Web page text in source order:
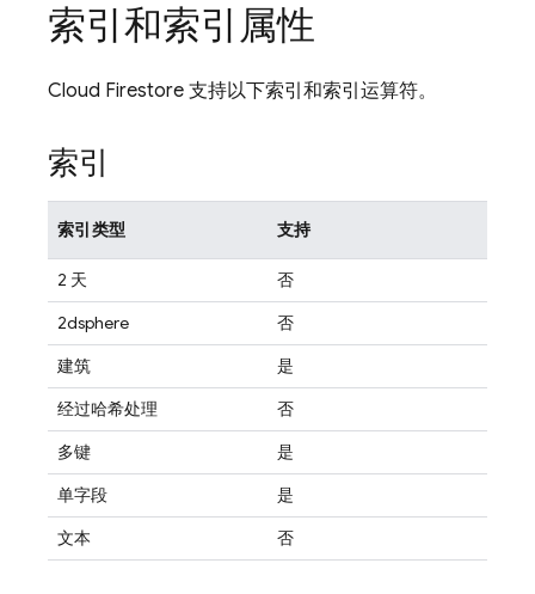
索引和索引属性
Cloud Firestore 支持以下索引和索引运算符。
索引
索引类型 支持
2 天
否
2dsphere
否
建筑
是
经过哈希处理
否
多键
是
单字段
是
文本
否